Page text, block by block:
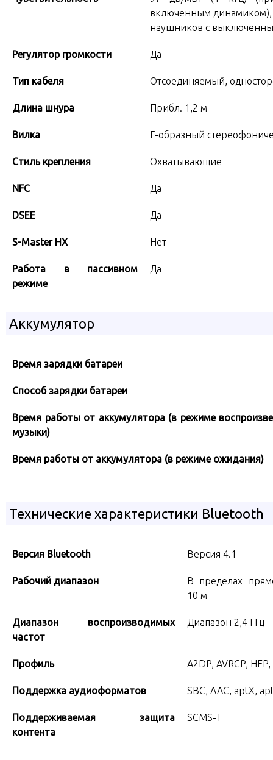
включенным динамиком),
наушников с
Регулятор громкости Да
Тип кабеля Отсоединяемый,
Длина шнура Прибл. 1,2 м
Вилка Г-образный
Cтиль крепления Охватывающие
NFC Да
DSEE Да
S-Master HX Нет
Работа в пассивном
режиме
Да
Аккумулятор
Время зарядки батареи
Способ зарядки батареи
Время работы от аккумулятора (в режиме
музыки)
Время работы от аккумулятора (в режиме ожидания)
Технические характеристики Bluetooth
Версия Bluetooth Версия 4.1
Рабочий диапазон
В пределах
10 м
Диапазон воспроизводимых
частот
Диапазон 2,4 ГГц
Профиль A2DP, AVRCP, HFP,
Поддержка аудиоформатов SBC, AAC, aptX,
Поддерживаемая защита
контента
SCMS-T